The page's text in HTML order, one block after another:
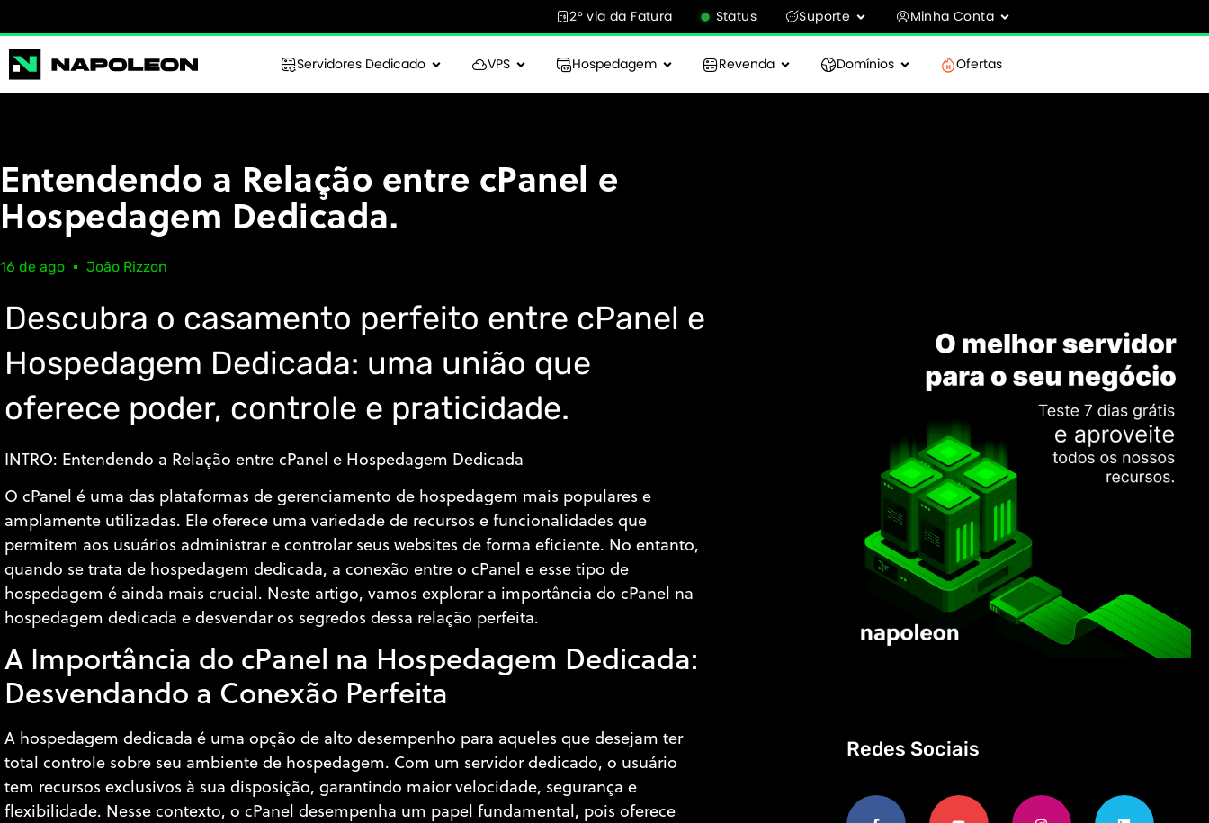
2° via da Fatura Status Suporte Minha Conta
Servidores Dedicado VPS Hospedagem Revenda Domínios Ofertas
Entendendo a Relação entre cPanel e
Hospedagem Dedicada.
16 de ago João Rizzon
Descubra o casamento perfeito entre cPanel e
Hospedagem Dedicada: uma união que
oferece poder, controle e praticidade.
INTRO: Entendendo a Relação entre cPanel e Hospedagem Dedicada
O cPanel é uma das plataformas de gerenciamento de hospedagem mais populares e
amplamente utilizadas. Ele oferece uma variedade de recursos e funcionalidades que
permitem aos usuários administrar e controlar seus websites de forma eficiente. No entanto,
quando se trata de hospedagem dedicada, a conexão entre o cPanel e esse tipo de
hospedagem é ainda mais crucial. Neste artigo, vamos explorar a importância do cPanel na
hospedagem dedicada e desvendar os segredos dessa relação perfeita.
A Importância do cPanel na Hospedagem Dedicada:
Desvendando a Conexão Perfeita
A hospedagem dedicada é uma opção de alto desempenho para aqueles que desejam ter
total controle sobre seu ambiente de hospedagem. Com um servidor dedicado, o usuário
tem recursos exclusivos à sua disposição, garantindo maior velocidade, segurança e
flexibilidade. Nesse contexto, o cPanel desempenha um papel fundamental, pois oferece
Redes Sociais